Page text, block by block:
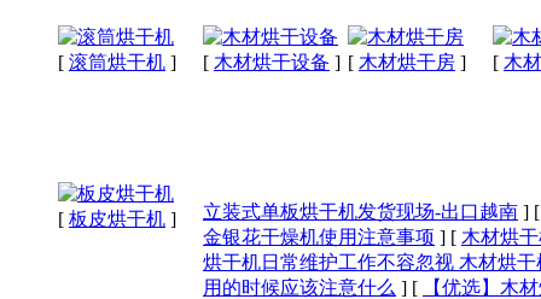
[ 滚筒烘干机 ] [ 木材烘干设备 ] [ 木材烘干房 ] [ 木
[ 板皮烘干机 ] 立装式单板烘干机发货现场-出口越南 ]
金银花干燥机使用注意事项 ] [ 木材烘
烘干机日常维护工作不容忽视 木材烘
用的时候应该注意什么 ] [
【优选】木